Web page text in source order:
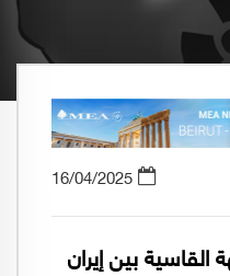
16/04/2025
والمواجهة القاسية بين إيران